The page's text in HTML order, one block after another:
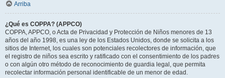
Arriba
¿Qué es COPPA? (APPCO)
COPPA, APPCO, o Acta de Privacidad y Protección de Niños menores de 13
años del año 1998, es una ley de los Estados Unidos, donde se solicita a los
sitios de Internet, los cuales son potenciales recolectores de información, que
el registro de niños sea escrito y ratificado con el consentimiento de los padres
o con algún otro método de reconocimiento de guardia legal, que permita
recolectar información personal identificable de un menor de edad.